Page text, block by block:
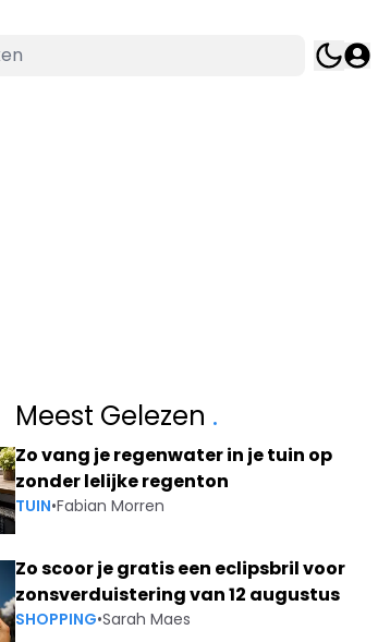
Meest Gelezen .
Zo vang je regenwater in je tuin op
zonder lelijke regenton
TUIN•Fabian Morren
Zo scoor je gratis een eclipsbril voor
zonsverduistering van 12 augustus
SHOPPING•Sarah Maes